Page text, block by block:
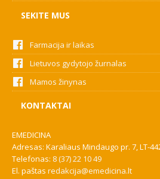
SEKITE MUS
Farmacija ir laikas
Lietuvos gydytojo žurnalas
Mamos žinynas
KONTAKTAI
EMEDICINA
Adresas: Karaliaus Mindaugo pr. 7, LT-
Telefonas: 8 (37) 22 10 49
El. paštas redakcija@emedicina.lt